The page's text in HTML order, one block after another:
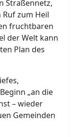
Straßennetz,
zum Heil
fruchtbaren
der Welt kann
Plan des
„an die
– wieder
Gemeinden